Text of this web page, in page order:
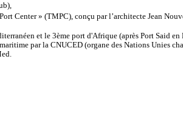
Center » (TMPC), conçu par l’architecte Jean
et le 3ème port d'Afrique (après Port Said
par la CNUCED (organe des Nations Unies